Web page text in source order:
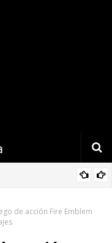
de acción Fire Emblem